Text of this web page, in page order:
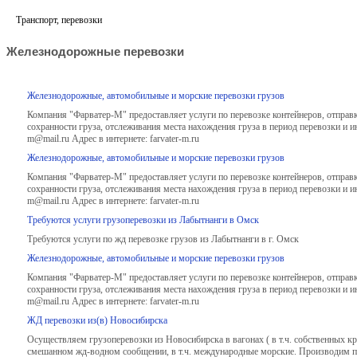
Транспорт, перевозки
Железнодорожные перевозки
Железнодорожные, автомобильные и морские перевозки грузов
Компания "Фарватер-М" предоставляет услуги по перевозке контейнеров,
сохранности груза, отслеживания места нахождения груза в период
m@mail.ru Адрес в интернете: farvater-m.ru
Железнодорожные, автомобильные и морские перевозки грузов
Компания "Фарватер-М" предоставляет услуги по перевозке контейнеров,
сохранности груза, отслеживания места нахождения груза в период
m@mail.ru Адрес в интернете: farvater-m.ru
Требуются услуги грузоперевозки из Лабытнанги в Омск
Требуются услуги по жд перевозке грузов из Лабытнанги в г. Омск
Железнодорожные, автомобильные и морские перевозки грузов
Компания "Фарватер-М" предоставляет услуги по перевозке контейнеров,
сохранности груза, отслеживания места нахождения груза в период
m@mail.ru Адрес в интернете: farvater-m.ru
ЖД перевозки из(в) Новосибирска
Осуществляем грузоперевозки из Новосибирска в вагонах ( в т.ч.
смешанном жд-водном сообщении, в т.ч. международные морские. Производим